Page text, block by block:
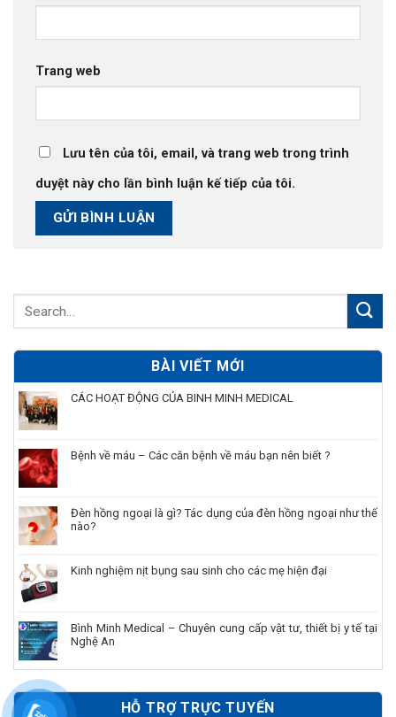
BÀI VIẾT MỚI
CÁC HOẠT ĐỘNG CỦA BINH MINH MEDICAL
Bệnh về máu – Các căn bệnh về máu bạn nên biết ?
Đèn hồng ngoại là gì? Tác dụng của đèn hồng ngoại như thế
nào?
Kinh nghiệm nịt bụng sau sinh cho các mẹ hiện đại
Bình Minh Medical – Chuyên cung cấp vật tư, thiết bị y tế tại
Nghệ An
HỖ TRỢ TRỰC TUYẾN
Trang web
Lưu tên của tôi, email, và trang web trong trình
duyệt này cho lần bình luận kế tiếp của tôi.